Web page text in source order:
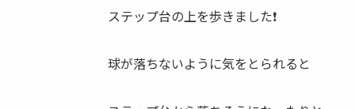
ステップ台の上を歩きました❗
球が落ちないように気をとられると